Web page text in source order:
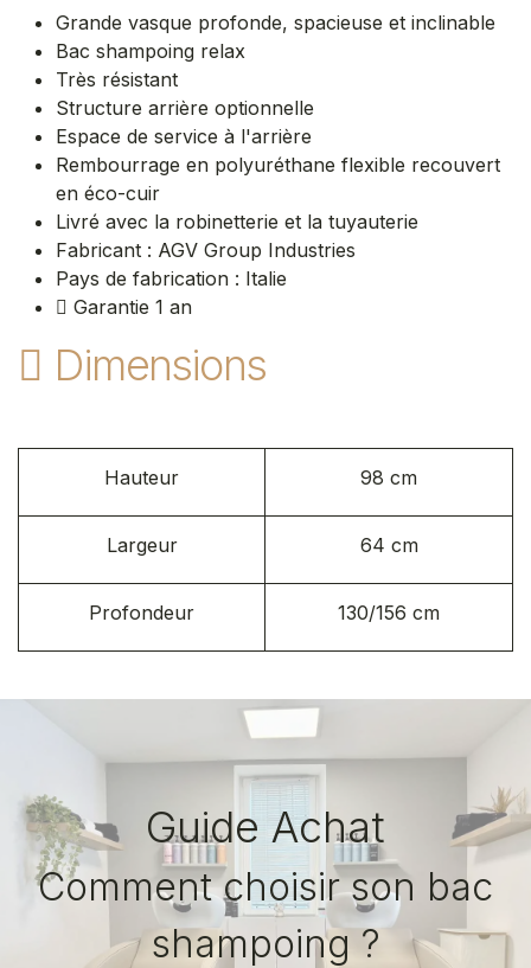
Grande vasque profonde, spacieuse et inclinable
Bac shampoing relax
Très résistant
Structure arrière optionnelle
Espace de service à l'arrière
Rembourrage en polyuréthane flexible recouvert
en éco-cuir
Livré avec la robinetterie et la tuyauterie
Fabricant : AGV Group Industries
Pays de fabrication : Italie
Garantie 1 an
Dimensions
Hauteur 98 cm
Largeur 64 cm
Profondeur 130/156 cm
Guide Achat
Comment choisir son bac
shampoing ?